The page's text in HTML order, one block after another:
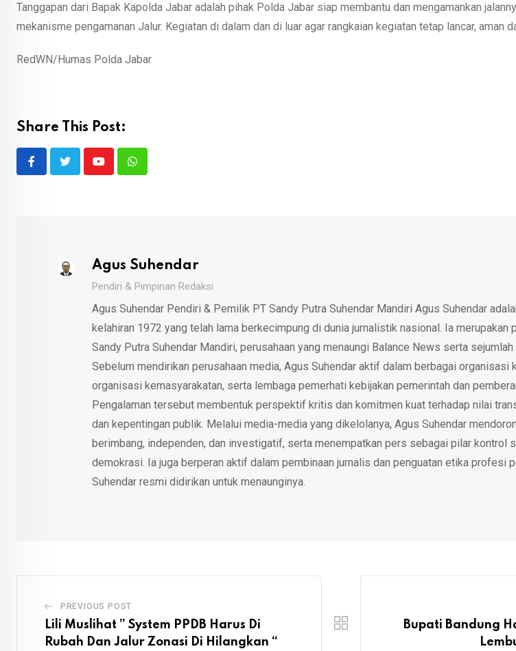
Tanggapan dari Bapak Kapolda Jabar adalah pihak Polda Jabar siap membantu dan mengamankan
mekanisme pengamanan Jalur. Kegiatan di dalam dan di luar agar rangkaian kegiatan tetap lancar, aman
RedWN/Humas Polda Jabar
Share This Post:
YoutubeWhatsapp
Agus Suhendar
Pendiri & Pimpinan Redaksi
Agus Suhendar Pendiri & Pemilik PT Sandy Putra Suhendar Mandiri Agus Suhendar
kelahiran 1972 yang telah lama berkecimpung di dunia jurnalistik nasional. Ia merupakan
Sandy Putra Suhendar Mandiri, perusahaan yang menaungi Balance News serta sejumlah
Sebelum mendirikan perusahaan media, Agus Suhendar aktif dalam berbagai organisasi
organisasi kemasyarakatan, serta lembaga pemerhati kebijakan pemerintah dan
Pengalaman tersebut membentuk perspektif kritis dan komitmen kuat terhadap nilai
dan kepentingan publik. Melalui media-media yang dikelolanya, Agus Suhendar
berimbang, independen, dan investigatif, serta menempatkan pers sebagai pilar kontrol
demokrasi. Ia juga berperan aktif dalam pembinaan jurnalis dan penguatan etika profesi
Suhendar resmi didirikan untuk menaunginya.
PREVIOUS POST
Lili Muslihat ” System PPDB Harus Di
Rubah Dan Jalur Zonasi Di Hilangkan “
Bupati Bandung